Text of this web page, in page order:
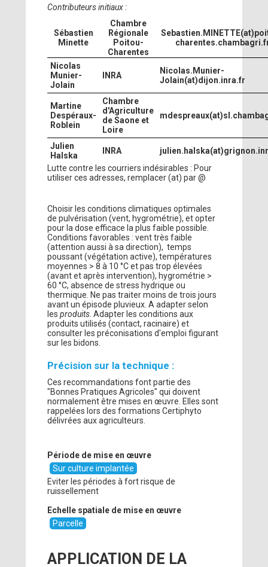
Contributeurs initiaux :
Sébastien
Minette
Chambre
Régionale
Poitou-
Charentes
Nicolas
Munier-
Jolain
INRA
Nicolas.Munier-
Jolain(at)dijon.inra.fr
Martine
Despéraux-
Roblein
Chambre
d'Agriculture
de Saone et
Loire
Julien
Halska
INRA
Lutte contre les courriers indésirables : Pour
utiliser ces adresses, remplacer (at) par @
Choisir les conditions climatiques optimales
de pulvérisation (vent, hygrométrie), et opter
pour la dose efficace la plus faible possible.
Conditions favorables : vent très faible
(attention aussi à sa direction), temps
poussant (végétation active), températures
moyennes > 8 à 10 °C et pas trop élevées
(avant et après intervention), hygrométrie >
60 °C, absence de stress hydrique ou
thermique. Ne pas traiter moins de trois jours
avant un épisode pluvieux. A adapter selon
les produits . Adapter les conditions aux
produits utilisés (contact, racinaire) et
consulter les préconisations d'emploi figurant
sur les bidons.
Précision sur la technique :
Ces recommandations font partie des
"Bonnes Pratiques Agricoles" qui doivent
normalement être mises en œuvre. Elles sont
rappelées lors des formations Certiphyto
délivrées aux agriculteurs.
Période de mise en œuvre
Sur culture implantée
Eviter les périodes à fort risque de
ruissellement
Echelle spatiale de mise en œuvre
Parcelle
APPLICATION DE LA